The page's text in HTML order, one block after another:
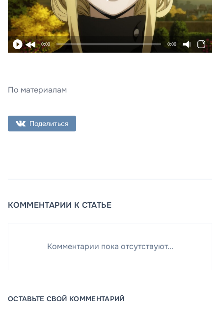
0:00 0:00
По материалам
Поделиться
КОММЕНТАРИИ К СТАТЬЕ
Комментарии пока отсутствуют...
ОСТАВЬТЕ СВОЙ КОММЕНТАРИЙ